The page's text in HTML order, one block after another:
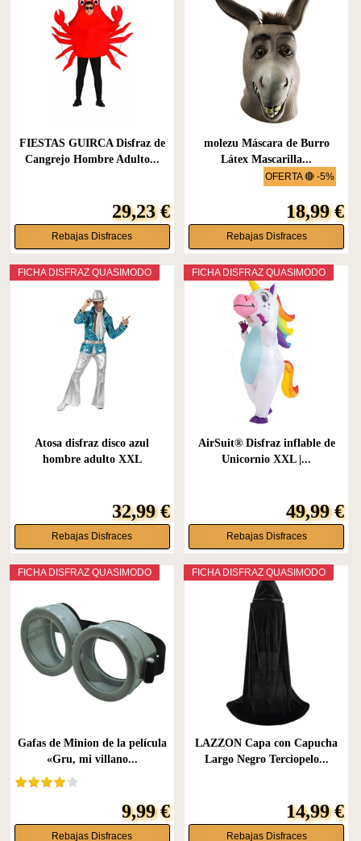
FIESTAS GUIRCA Disfraz de
Cangrejo Hombre Adulto...
29,23 €
Rebajas Disfraces
OFERTA 🔴 -5%
molezu Máscara de Burro
Látex Mascarilla...
18,99 €
Rebajas Disfraces
FICHA DISFRAZ QUASIMODO
Atosa disfraz disco azul
hombre adulto XXL
32,99 €
Rebajas Disfraces
FICHA DISFRAZ QUASIMODO
AirSuit® Disfraz inflable de
Unicornio XXL |...
49,99 €
Rebajas Disfraces
FICHA DISFRAZ QUASIMODO
Gafas de Minion de la película
«Gru, mi villano...
9,99 €
Rebajas Disfraces
FICHA DISFRAZ QUASIMODO
LAZZON Capa con Capucha
Largo Negro Terciopelo...
14,99 €
Rebajas Disfraces